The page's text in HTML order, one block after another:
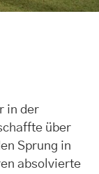
in der
über
Sprung in
absolvierte